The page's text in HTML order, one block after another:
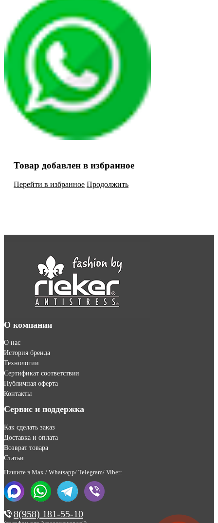
Товар добавлен в избранное
Перейти в избранное Продолжить
О компании
О нас
История бренда
Технологии
Сертификат соответствия
Публичная оферта
Контакты
Сервис и поддержка
Как сделать заказ
Доставка и оплата
Возврат товара
Статьи
Пишите в Max / Whatsapp/ Telegram/ Viber:
8(958) 181-55-10